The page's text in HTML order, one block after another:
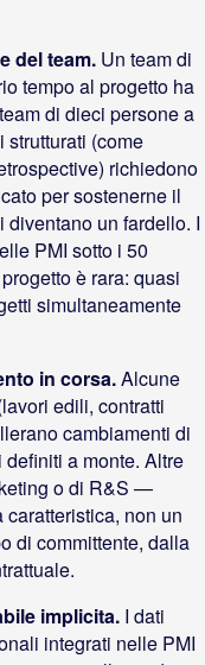
del team. Un team di
tempo al progetto ha
di dieci persone a
(come
richiedono
per sostenerne il
diventano un fardello. I
PMI sotto i 50
è rara: quasi
simultaneamente
in corsa.Alcune
edili, contratti
cambiamenti di
a monte. Altre
o di R&S —
non un
di committente, dalla
implicita. I dati
integrati nelle PMI